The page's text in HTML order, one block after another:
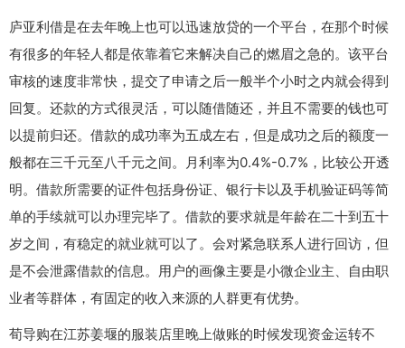
庐亚利借是在去年晚上也可以迅速放贷的一个平台，在那个时候
有很多的年轻人都是依靠着它来解决自己的燃眉之急的。该平台
审核的速度非常快，提交了申请之后一般半个小时之内就会得到
回复。还款的方式很灵活，可以随借随还，并且不需要的钱也可
以提前归还。借款的成功率为五成左右，但是成功之后的额度一
般都在三千元至八千元之间。月利率为0.4%-0.7%，比较公开透
明。借款所需要的证件包括身份证、银行卡以及手机验证码等简
单的手续就可以办理完毕了。借款的要求就是年龄在二十到五十
岁之间，有稳定的就业就可以了。会对紧急联系人进行回访，但
是不会泄露借款的信息。用户的画像主要是小微企业主、自由职
业者等群体，有固定的收入来源的人群更有优势。
荀导购在江苏姜堰的服装店里晚上做账的时候发现资金运转不